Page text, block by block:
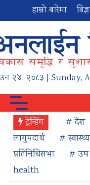
हाम्रो बारेमा
२४, २०८३ | Sunday,
ट्रेन्डिंग # देश
लागुपदार्थ
# स्वास्थ्य
प्रतिनिधिसभा
# उप
health